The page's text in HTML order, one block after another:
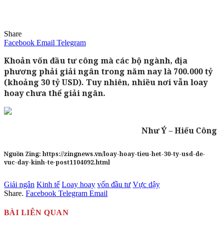
Share
Facebook Email Telegram
Khoản vốn đầu tư công mà các bộ ngành, địa
phương phải giải ngân trong năm nay là 700.000 tỷ
(khoảng 30 tỷ USD). Tuy nhiên, nhiều nơi vẫn loay
hoay chưa thể giải ngân.
Như Ý – Hiếu Công
Nguồn Zing: https://zingnews.vn/loay-hoay-tieu-het-30-ty-usd-de-
vuc-day-kinh-te-post1104092.html
Giải ngân Kinh tế Loay hoay vốn đầu tư Vực dậy
Share. Facebook Telegram Email
BÀI LIÊN QUAN